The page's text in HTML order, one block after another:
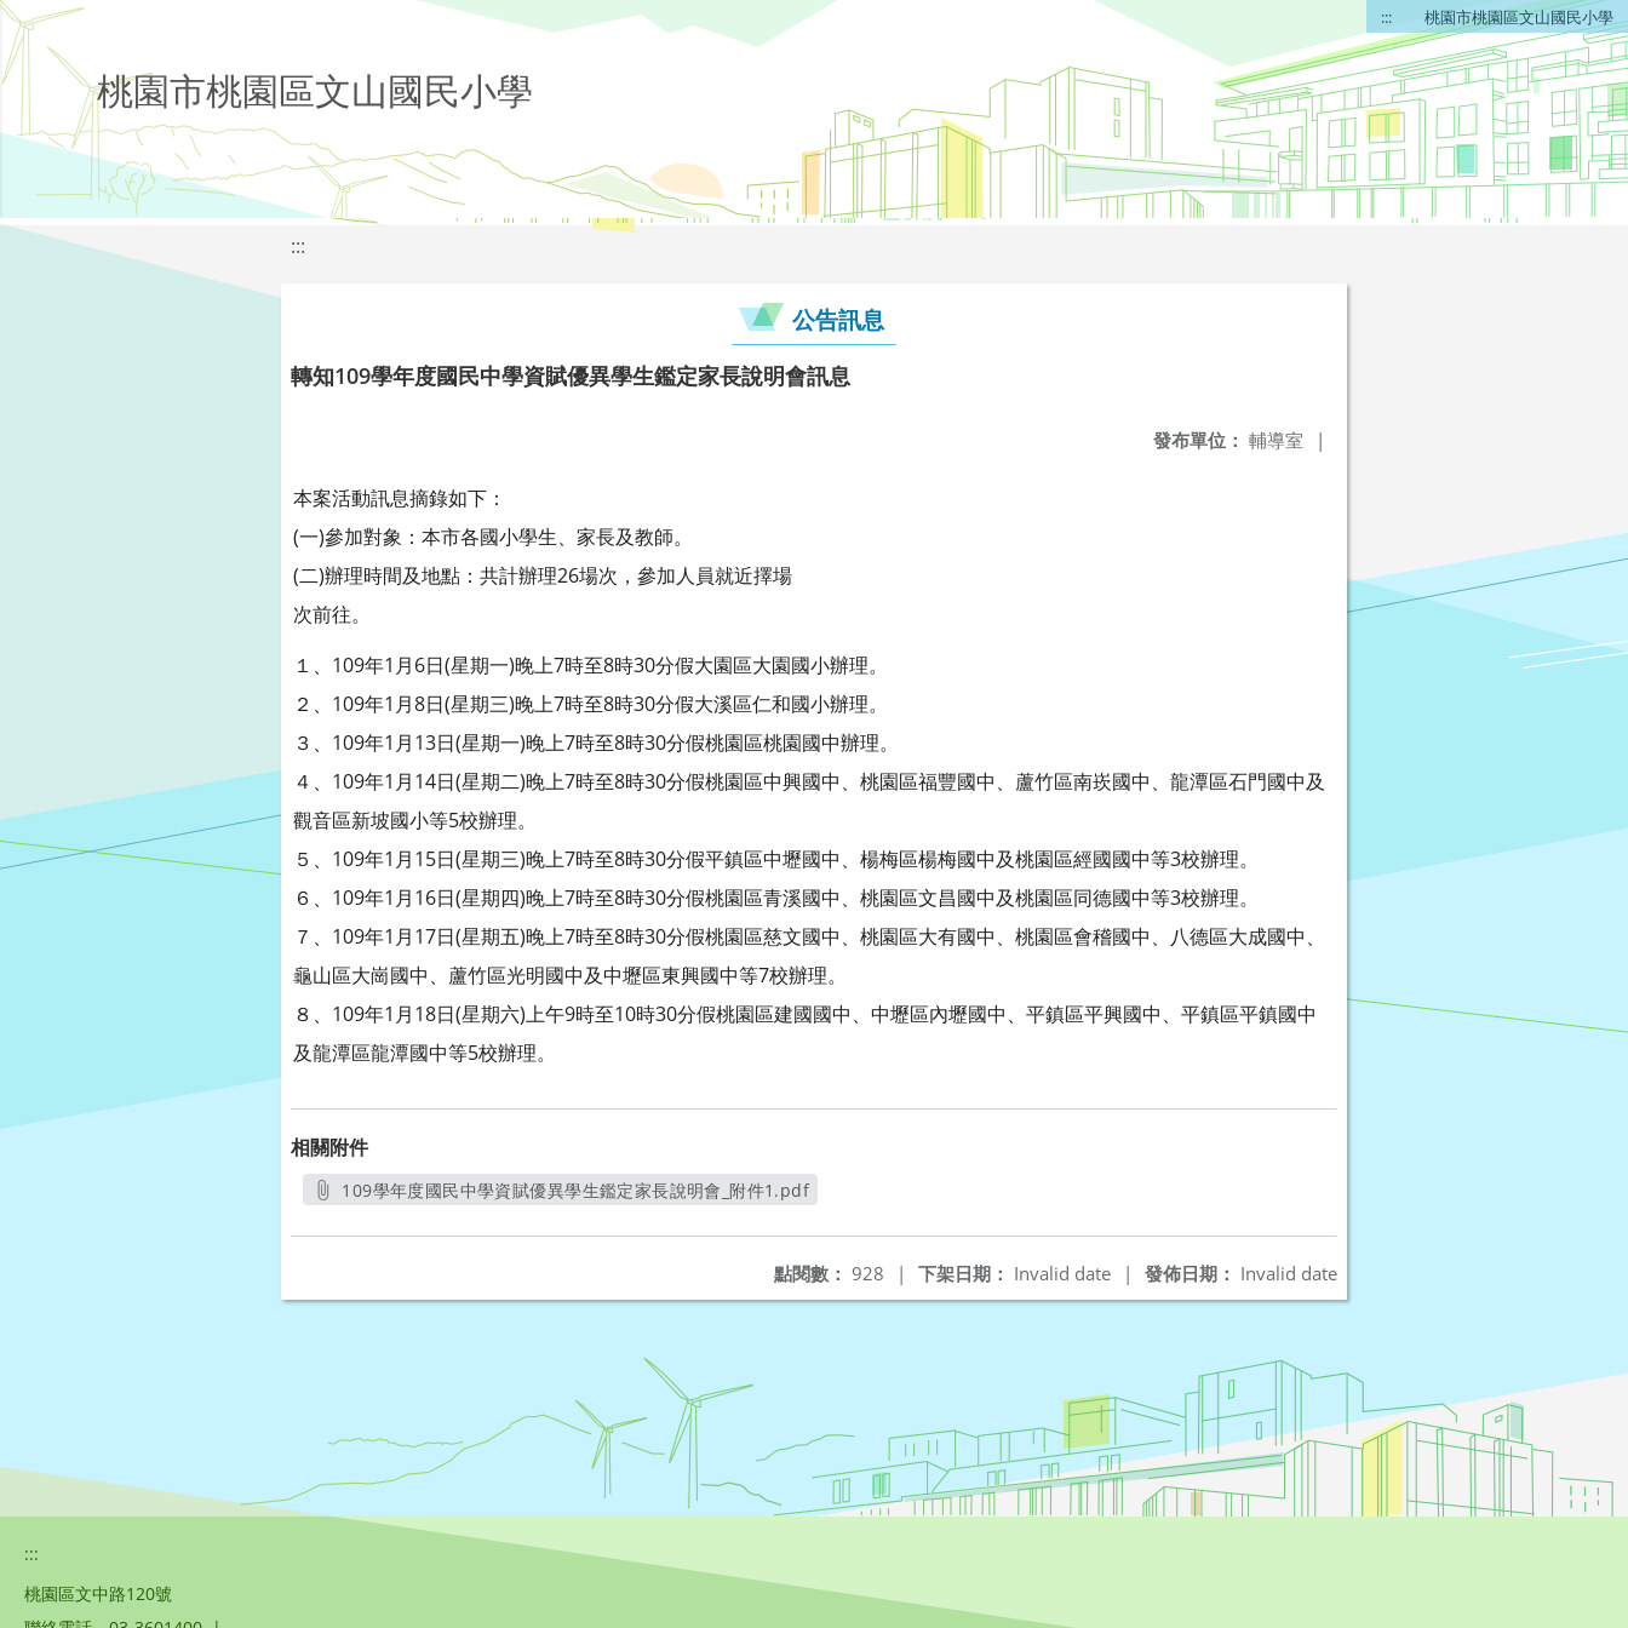
::: 桃園市桃園區文山國民小學
桃園市桃園區文山國民小學
:::
公告訊息
轉知109學年度國民中學資賦優異學生鑑定家長說明會訊息
發布單位： 輔導室 |
本案活動訊息摘錄如下：
(一)參加對象：本市各國小學生、家長及教師。
(二)辦理時間及地點：共計辦理26場次，參加人員就近擇場
次前往。
１、109年1月6日(星期一)晚上7時至8時30分假大園區大園國小辦理。
２、109年1月8日(星期三)晚上7時至8時30分假大溪區仁和國小辦理。
３、109年1月13日(星期一)晚上7時至8時30分假桃園區桃園國中辦理。
４、109年1月14日(星期二)晚上7時至8時30分假桃園區中興國中、桃園區福豐國中、蘆竹區南崁國中、龍潭區石門國中及
觀音區新坡國小等5校辦理。
５、109年1月15日(星期三)晚上7時至8時30分假平鎮區中壢國中、楊梅區楊梅國中及桃園區經國國中等3校辦理。
６、109年1月16日(星期四)晚上7時至8時30分假桃園區青溪國中、桃園區文昌國中及桃園區同德國中等3校辦理。
７、109年1月17日(星期五)晚上7時至8時30分假桃園區慈文國中、桃園區大有國中、桃園區會稽國中、八德區大成國中、
龜山區大崗國中、蘆竹區光明國中及中壢區東興國中等7校辦理。
８、109年1月18日(星期六)上午9時至10時30分假桃園區建國國中、中壢區內壢國中、平鎮區平興國中、平鎮區平鎮國中
及龍潭區龍潭國中等5校辦理。
相關附件
109學年度國民中學資賦優異學生鑑定家長說明會_附件1.pdf
發佈日期： Invalid date
下架日期： Invalid date |
點閱數： 928 |
:::
桃園區文中路120號